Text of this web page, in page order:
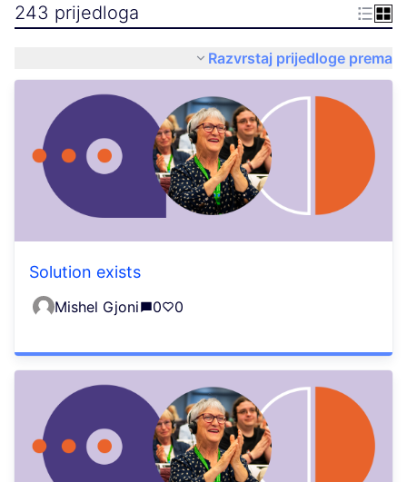
243 prijedloga
Razvrstaj prijedloge prema
Solution exists
Mishel Gjoni 0 0